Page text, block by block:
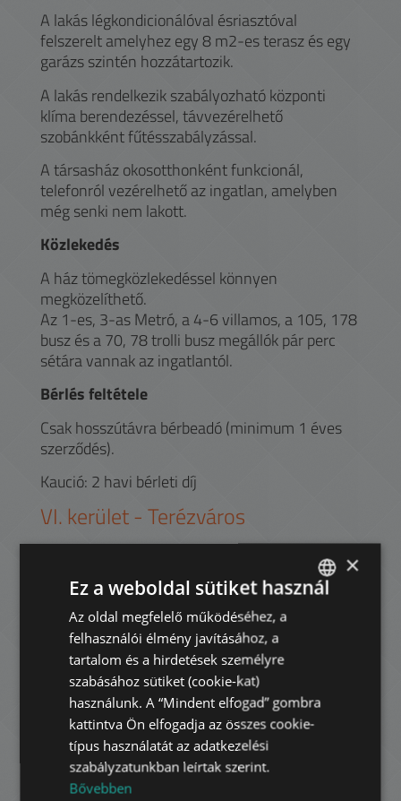
A lakás légkondicionálóval ésriasztóval
felszerelt amelyhez egy 8 m2-es terasz és egy
garázs szintén hozzátartozik.
A lakás rendelkezik szabályozható központi
klíma berendezéssel, távvezérelhető
szobánkként fűtésszabályzással.
A társasház okosotthonként funkcionál,
telefonról vezérelhető az ingatlan, amelyben
még senki nem lakott.
Közlekedés
A ház tömegközlekedéssel könnyen
megközelíthető.
Az 1-es, 3-as Metró, a 4-6 villamos, a 105, 178
busz és a 70, 78 trolli busz megállók pár perc
sétára vannak az ingatlantól.
Bérlés feltétele
Csak hosszútávra bérbeadó (minimum 1 éves
szerződés).
Kaució: 2 havi bérleti díj
VI. kerület -Terézváros
Terézváros nevét Mária Terézia egykori magyar
hosszában átszeli az egész kerületet
beletorkollva a Hősök Terébe, a Városliget
kapujába, ahol a hatalmas zöld terület mellett
számos múzeum és az állatkert nyújt
regenerálódási lehetőséget a környéken
lakóknak.
A Deák tértől elindulva a kontinens első
földalatti vasútján (M1) utazva érintjük a
világhírű Operát, vagy akár az Oktogonnál
átszállhatunk a 4-6-os villamosvonalra is, ami
FRENCH
×
Ez a weboldal sütiket használ
Az oldal megfelelő működéséhez, a
felhasználói élmény javításához, a
tartalom és a hirdetések személyre
szabásához sütiket (cookie-kat)
használunk. A “Mindent elfogad” gombra
kattintva Ön elfogadja az összes cookie-
típus használatát az adatkezelési
szabályzatunkban leírtak szerint.
Bővebben